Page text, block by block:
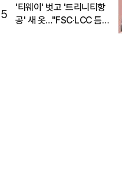
5
'티웨이' 벗고 '트리니티항
공' 새 옷…"FSC·LCC 틈